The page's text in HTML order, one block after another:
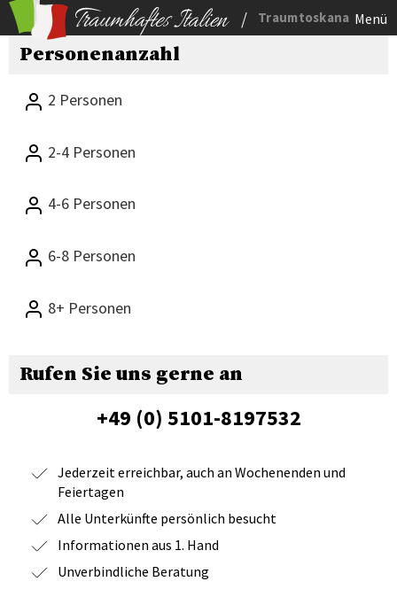
/ Traumtoskana Menü
Personenanzahl
2 Personen
2-4 Personen
4-6 Personen
6-8 Personen
8+ Personen
Rufen Sie uns gerne an
+49 (0) 5101-8197532
Jederzeit erreichbar, auch an Wochenenden und
Feiertagen
Alle Unterkünfte persönlich besucht
Informationen aus 1. Hand
Unverbindliche Beratung